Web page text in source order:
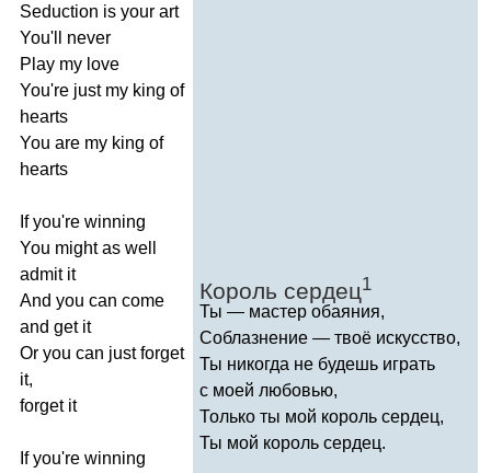
Seduction is your art
You'll
never
Play my love
You're just my king of
hearts
You are my king of
hearts
If you're winning
You might as well
admit it
And you can come
and get it
Or you can just forget
it,
forget it
If you're winning
Король сердец1
Ты — мастер обаяния,
Соблазнение — твоё искусство,
Ты никогда не будешь играть
с моей любовью,
Только ты мой король сердец,
Ты мой король сердец.